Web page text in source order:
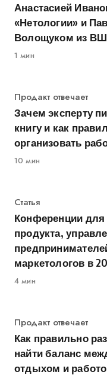
Анастасией
«Нетологии» и
Волощуком из
1 мин
Категория
Продакт отвечает
Зачем эксперту
книгу и как
организовать
10 мин
Категория
Статья
Конференции
продукта,
маркетологов в
4 мин
Категория
Продакт отвечает
Как правильно
найти баланс
отдыхом и